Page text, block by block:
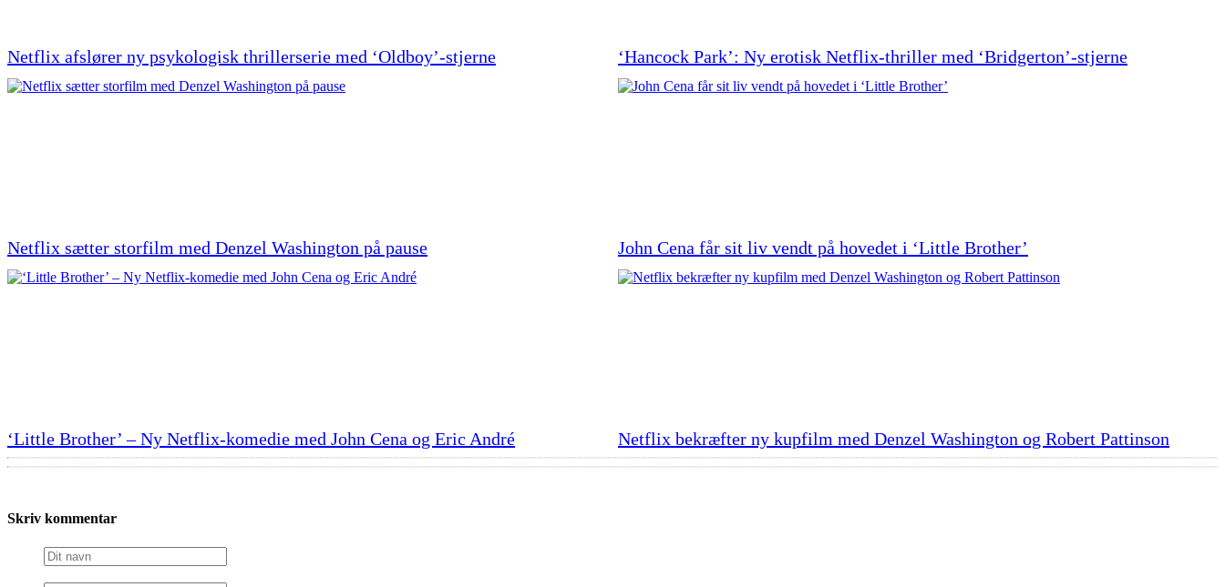
Netflix afslører ny psykologisk thrillerserie med ‘Oldboy’-stjerne ‘Hancock Park’: Ny erotisk Netflix-thriller med ‘Bridgerton’-stjerne
Netflix sætter storfilm med Denzel Washington på pause John Cena får sit liv vendt på hovedet i ‘Little Brother’
‘Little Brother’ – Ny Netflix-komedie med John Cena og Eric André Netflix bekræfter ny kupfilm med Denzel Washington og Robert Pattinson
Skriv kommentar